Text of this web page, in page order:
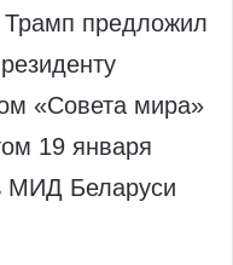
предложил
«Совета мира»
19 января
МИД Беларуси